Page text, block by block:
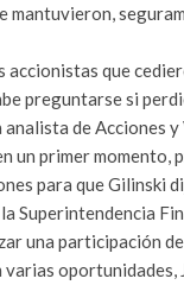
mantuvieron,
accionistas que
preguntarse si
de Acciones
un primer momento,
para que Gilinski
Superintendencia
una participación
varias